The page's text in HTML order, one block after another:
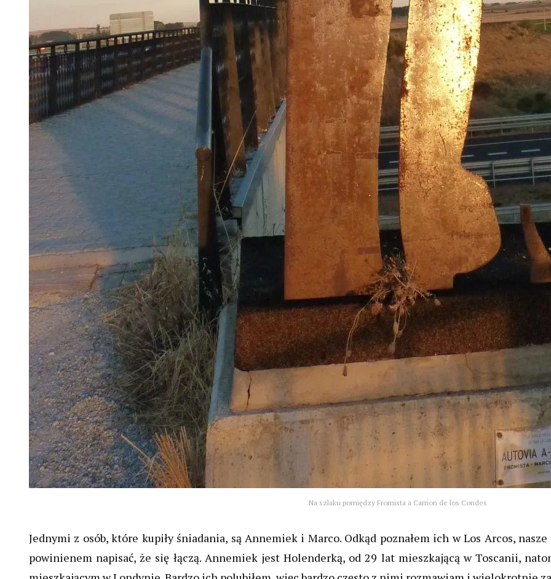
Na szlaku pomiędzy Fromista a Carrion de los Condes
Jednymi z osób, które kupiły śniadania, są Annemiek i Marco. Odkąd poznałem ich w Los Arcos,
powinienem napisać, że się łączą. Annemiek jest Holenderką, od 29 lat mieszkającą w Toscanii,